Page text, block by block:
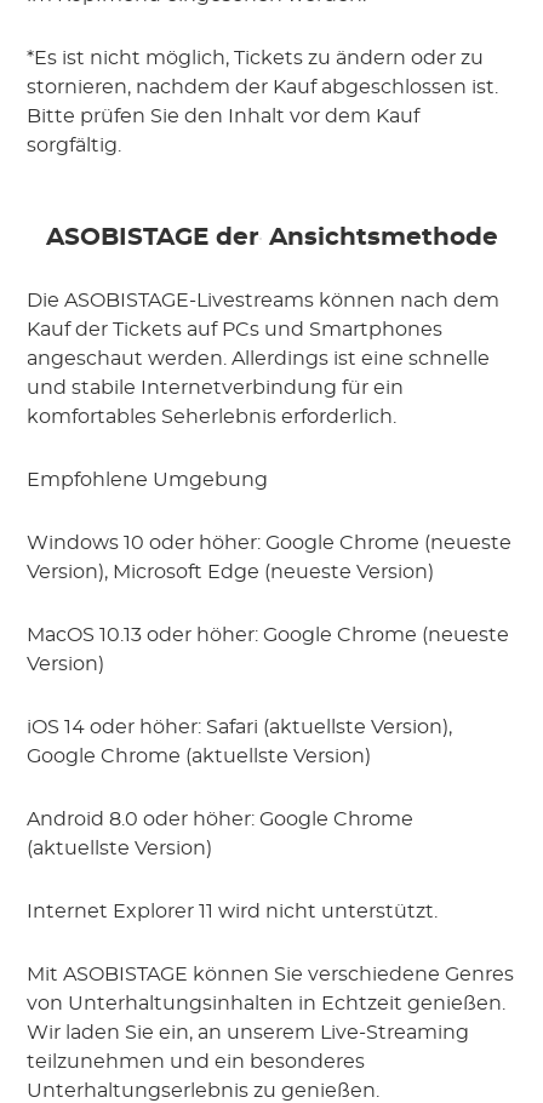
*Es ist nicht möglich, Tickets zu ändern oder zu
stornieren, nachdem der Kauf abgeschlossen ist.
Bitte prüfen Sie den Inhalt vor dem Kauf
sorgfältig.
ASOBISTAGE der Ansichtsmethode
Die ASOBISTAGE-Livestreams können nach dem
Kauf der Tickets auf PCs und Smartphones
angeschaut werden. Allerdings ist eine schnelle
und stabile Internetverbindung für ein
komfortables Seherlebnis erforderlich.
Empfohlene Umgebung
Windows 10 oder höher: Google Chrome (neueste
Version), Microsoft Edge (neueste Version)
MacOS 10.13 oder höher: Google Chrome (neueste
Version)
iOS 14 oder höher: Safari (aktuellste Version),
Google Chrome (aktuellste Version)
Android 8.0 oder höher: Google Chrome
(aktuellste Version)
Internet Explorer 11 wird nicht unterstützt.
Mit ASOBISTAGE können Sie verschiedene Genres
von Unterhaltungsinhalten in Echtzeit genießen.
Wir laden Sie ein, an unserem Live-Streaming
teilzunehmen und ein besonderes
Unterhaltungserlebnis zu genießen.